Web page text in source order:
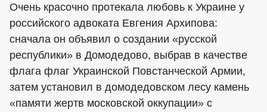
Очень красочно протекала любовь к Украине у
российского адвоката Евгения Архипова:
сначала он объявил о создании «русской
республики» в Домодедово, выбрав в качестве
флага флаг Украинской Повстанческой Армии,
затем установил в домодедовском лесу камень
«памяти жертв московской оккупации» с